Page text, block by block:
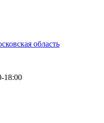
область
18:00